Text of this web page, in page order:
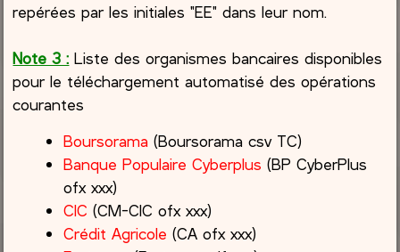
repérées par les initiales "EE" dans leur nom.
Note 3 : Liste des organismes bancaires disponibles
pour le téléchargement automatisé des opérations
courantes
Boursorama (Boursorama csv TC)
Banque Populaire Cyberplus (BP CyberPlus
ofx xxx)
CIC (CM-CIC ofx xxx)
Crédit Agricole (CA ofx xxx)